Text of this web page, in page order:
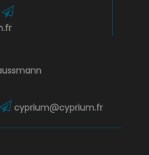
cyprium@cyprium.fr